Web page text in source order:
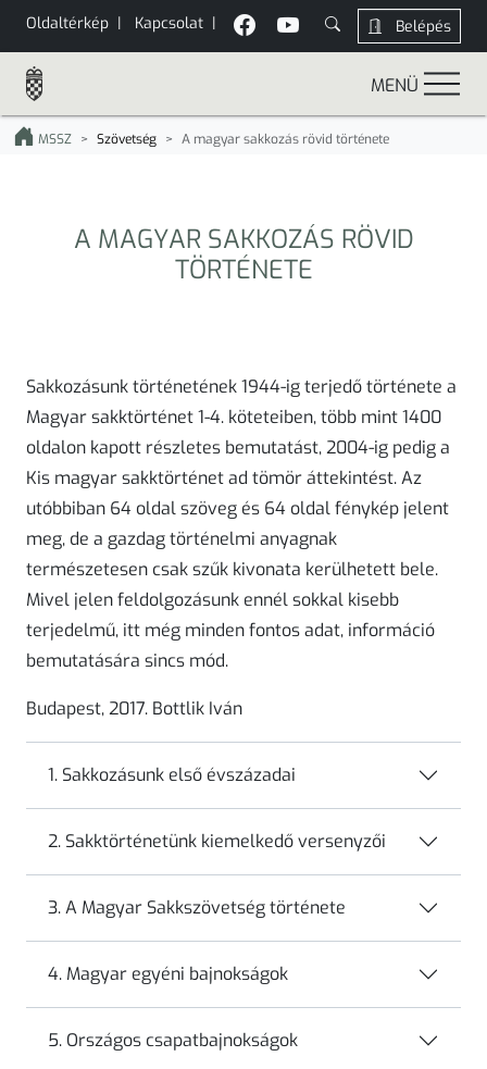
Oldaltérkép | Kapcsolat | Belépés
MENÜ
MSSZ Szövetség A magyar sakkozás rövid története
A MAGYAR SAKKOZÁS RÖVID
TÖRTÉNETE
Sakkozásunk történetének 1944-ig terjedő története a
Magyar sakktörténet 1-4. köteteiben, több mint 1400
oldalon kapott részletes bemutatást, 2004-ig pedig a
Kis magyar sakktörténet ad tömör áttekintést. Az
utóbbiban 64 oldal szöveg és 64 oldal fénykép jelent
meg, de a gazdag történelmi anyagnak
természetesen csak szűk kivonata kerülhetett bele.
Mivel jelen feldolgozásunk ennél sokkal kisebb
terjedelmű, itt még minden fontos adat, információ
bemutatására sincs mód.
Budapest, 2017. Bottlik Iván
1. Sakkozásunk első évszázadai
2. Sakktörténetünk kiemelkedő versenyzői
3. A Magyar Sakkszövetség története
4. Magyar egyéni bajnokságok
5. Országos csapatbajnokságok